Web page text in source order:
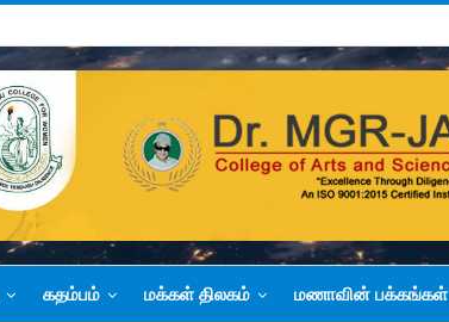
கதம்பம் மக்கள் திலகம் மணாவின் பக்கங்கள்